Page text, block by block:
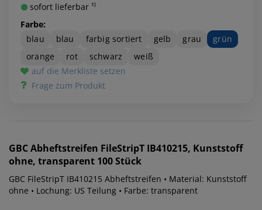
sofort lieferbar ¹⁾
Farbe:
blau
blau farbig sortiert gelb grau
grün
orange
rot schwarz
weiß
auf die Merkliste setzen
Frage zum Produkt
GBCAbheftstreifen FileStripT IB410215, Kunststoff
ohne, transparent 100 Stück
GBC FileStripT IB410215 Abheftstreifen • Material: Kunststoff
ohne • Lochung: US Teilung • Farbe: transparent